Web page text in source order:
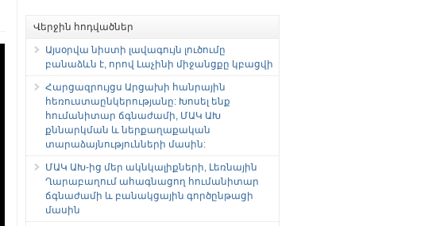
Վերջին հոդվածներ
Այսօրվա նիստի լավագույն լուծումը
բանաձևն է, որով Լաչինի միջանցքը կբացվի
Հարցազրույցս Արցախի հանրային
հեռուստաընկերությանը: Խոսել ենք
հումանիտար ճգնաժամի, ՄԱԿ ԱԽ
քննարկման և ներքաղաքական
տարաձայնությունների մասին:
ՄԱԿ ԱԽ-ից մեր ակնկալիքների, Լեռնային
Ղարաբաղում ահագնացող հումանիտար
ճգնաժամի և բանակցային գործընթացի
մասին